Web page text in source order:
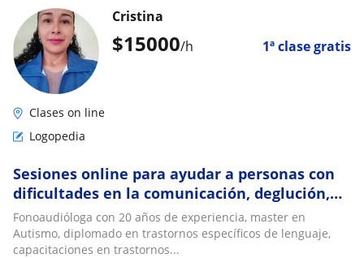
$15000/h 1ª clase gratis
Cristina
Clases on line
Logopedia
Sesiones online para ayudar a personas con
dificultades en la comunicación, deglución,
masticación y voz
Fonoaudióloga con 20 años de experiencia, master en
Autismo, diplomado en trastornos específicos de lenguaje,
capacitaciones en trastornos...